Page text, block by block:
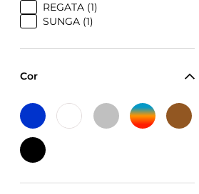
Cor
REGATA (1)
SUNGA (1)